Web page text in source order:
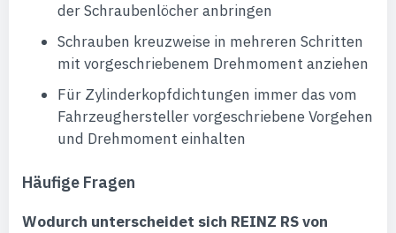
der Schraubenlöcher anbringen
Schrauben kreuzweise in mehreren Schritten
mit vorgeschriebenem Drehmoment anziehen
Für Zylinderkopfdichtungen immer das vom
Fahrzeughersteller vorgeschriebene Vorgehen
und Drehmoment einhalten
Häufige Fragen
Wodurch unterscheidet sich REINZ RS von